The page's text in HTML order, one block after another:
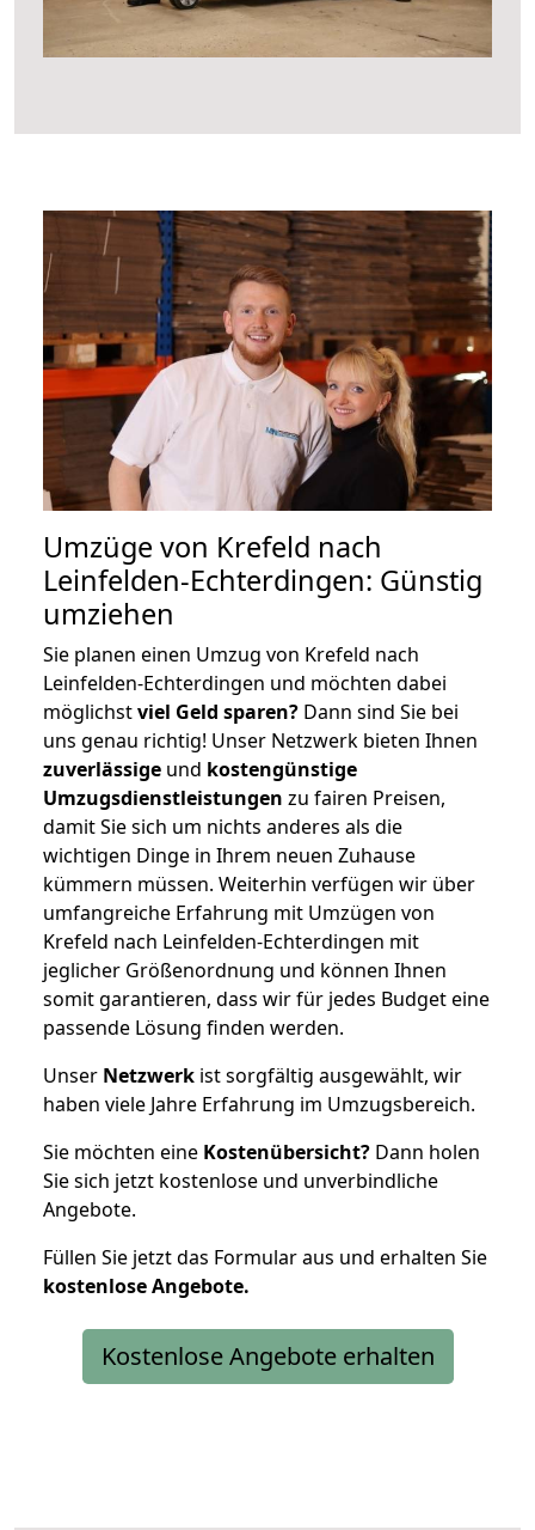
Umzüge von Krefeld nach
Leinfelden-Echterdingen: Günstig
umziehen
Sie planen einen Umzug von Krefeld nach
Leinfelden-Echterdingen und möchten dabei
möglichstviel Geld sparen? Dann sind Sie bei
uns genau richtig! Unser Netzwerk bieten Ihnen
zuverlässige und kostengünstige
Umzugsdienstleistungen zu fairen Preisen,
damit Sie sich um nichts anderes als die
wichtigen Dinge in Ihrem neuen Zuhause
kümmern müssen. Weiterhin verfügen wir über
umfangreiche Erfahrung mit Umzügen von
Krefeld nach Leinfelden-Echterdingen mit
jeglicher Größenordnung und können Ihnen
somit garantieren, dass wir für jedes Budget eine
passende Lösung finden werden.
Unser Netzwerk ist sorgfältig ausgewählt, wir
haben viele Jahre Erfahrung im Umzugsbereich.
Sie möchten eine Kostenübersicht? Dann holen
Sie sich jetzt kostenlose und unverbindliche
Angebote.
Füllen Sie jetzt das Formular aus und erhalten Sie
kostenloseAngebote.
Kostenlose Angebote erhalten